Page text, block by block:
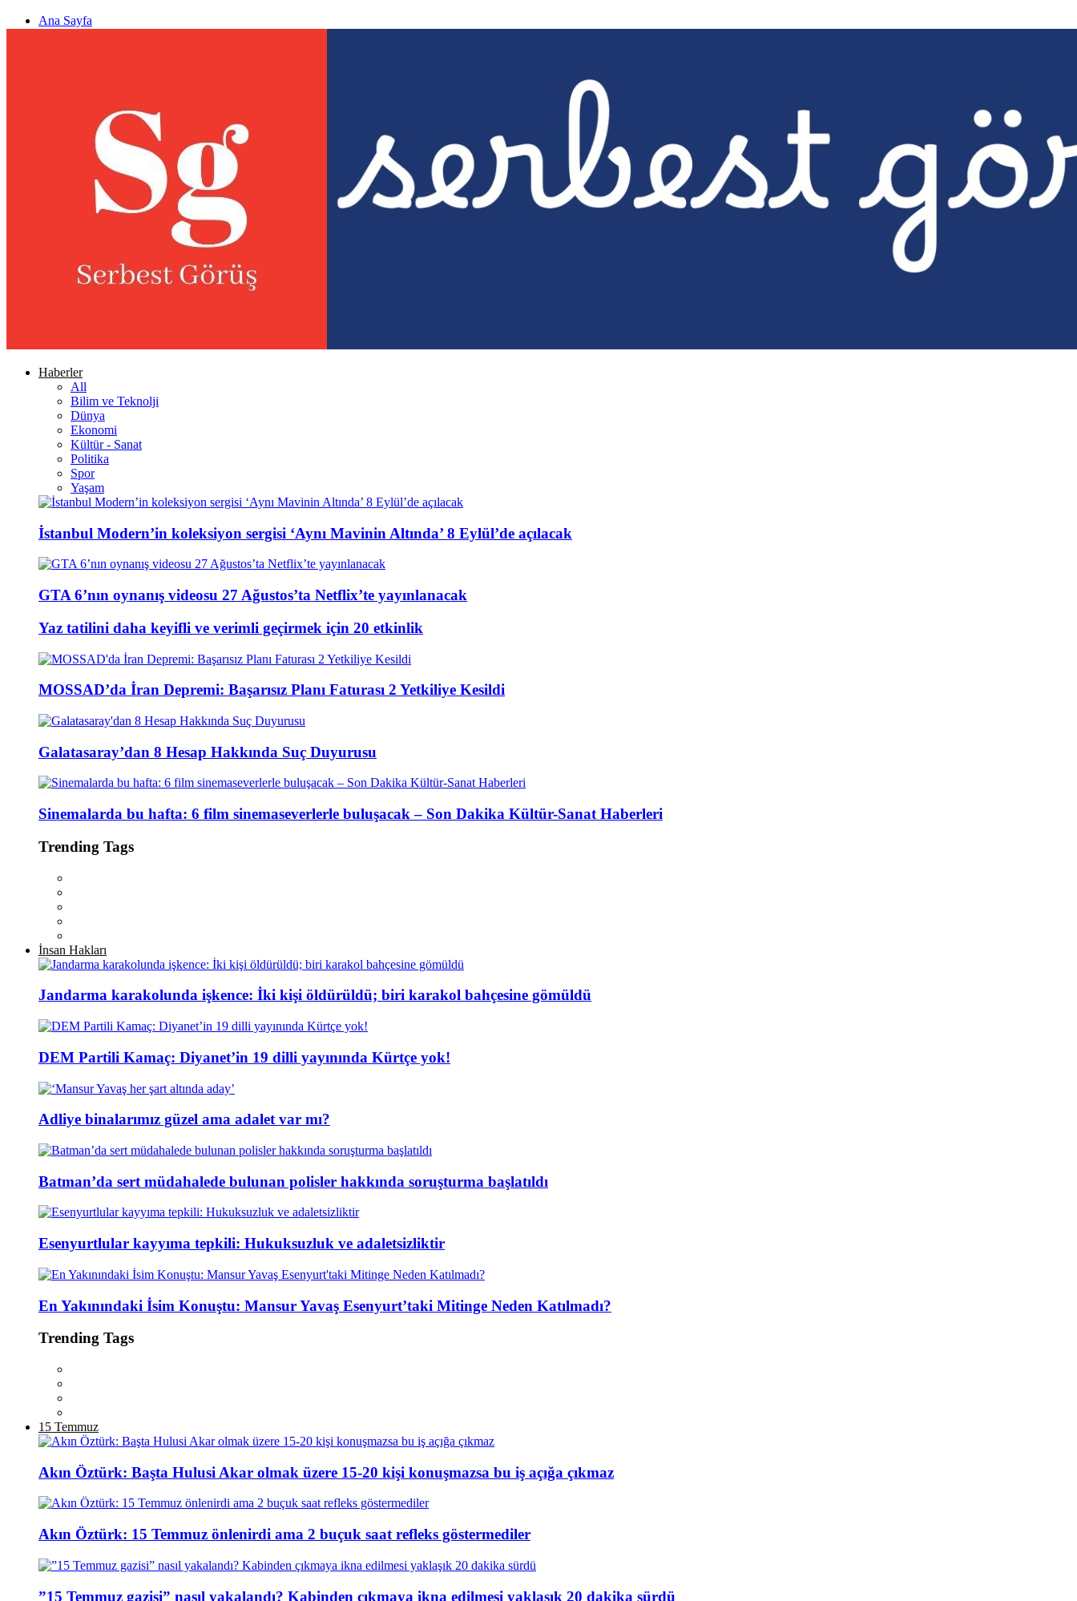
Ana Sayfa
Haberler
All
Bilim ve Teknolji
Dünya
Ekonomi
Kültür - Sanat
Politika
Spor
Yaşam
İstanbul Modern’in koleksiyon sergisi ‘Aynı Mavinin Altında’ 8 Eylül’de açılacak
GTA 6’nın oynanış videosu 27 Ağustos’ta Netflix’te yayınlanacak
Yaz tatilini daha keyifli ve verimli geçirmek için 20 etkinlik
MOSSAD’da İran Depremi: Başarısız Planı Faturası 2 Yetkiliye Kesildi
Galatasaray’dan 8 Hesap Hakkında Suç Duyurusu
Sinemalarda bu hafta: 6 film sinemaseverlerle buluşacak – Son Dakika Kültür-Sanat Haberleri
Trending Tags
İnsan Hakları
Jandarma karakolunda işkence: İki kişi öldürüldü; biri karakol bahçesine gömüldü
DEM Partili Kamaç: Diyanet’in 19 dilli yayınında Kürtçe yok!
Adliye binalarımız güzel ama adalet var mı?
Batman’da sert müdahalede bulunan polisler hakkında soruşturma başlatıldı
Esenyurtlular kayyıma tepkili: Hukuksuzluk ve adaletsizliktir
En Yakınındaki İsim Konuştu: Mansur Yavaş Esenyurt’taki Mitinge Neden Katılmadı?
Trending Tags
15 Temmuz
Akın Öztürk: Başta Hulusi Akar olmak üzere 15-20 kişi konuşmazsa bu iş açığa çıkmaz
Akın Öztürk: 15 Temmuz önlenirdi ama 2 buçuk saat refleks göstermediler
”15 Temmuz gazisi” nasıl yakalandı? Kabinden çıkmaya ikna edilmesi yaklaşık 20 dakika sürdü